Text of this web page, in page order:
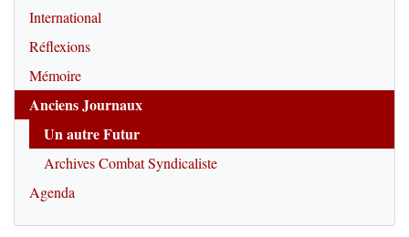
International
Réflexions
Mémoire
Anciens Journaux
Un autre Futur
Archives Combat Syndicaliste
Agenda